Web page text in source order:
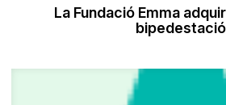
La Fundació Emma
bipedestació